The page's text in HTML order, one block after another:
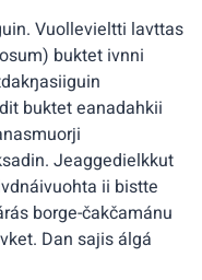
Vuollevieltti lavttas
buktet ivnni
buktet eanadahkii
Jeaggedielkkut
ii bistte
borge-čakčamánu
Dan sajis álgá